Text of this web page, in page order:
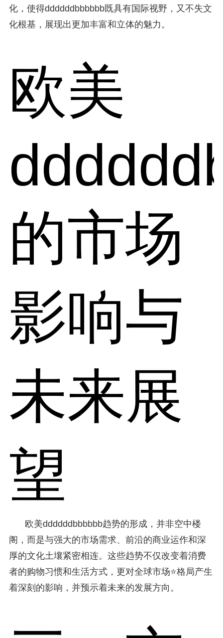
化，使得ddddddbbbbbb既具有国际视野，又不失文
化根基，展现出更加丰富和立体的魅力。
欧美
的市场
影响与
未来展
望
欧美ddddddbbbbbb趋势的形成，并非空中楼
阁，而是与强大的市场需求、前沿的商业运作和深
厚的文化土壤紧密相连。这些趋势不仅改变着消费
者的购物习惯和生活方式，更对全球市场⭐格局产生
着深刻的影响，并预示着未来的发展方向。